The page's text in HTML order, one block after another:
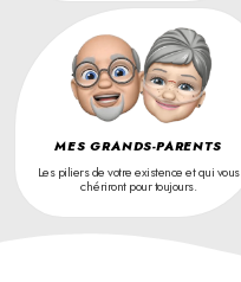
MES GRANDS-PARENTS
Les piliers de votre existence et qui vous
chériront pour toujours.